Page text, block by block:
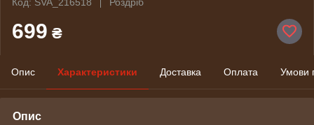
699 ₴
Опис Характеристики Доставка Оплата Умови
Опис